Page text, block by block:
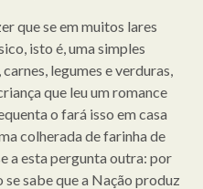
que se em muitos lares
isto é, uma simples
legumes e verduras,
que leu um romance
o fará isso em casa
colherada de farinha de
a esta pergunta outra: por
sabe que a Nação produz